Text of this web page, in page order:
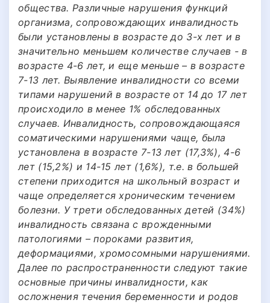
общества. Различные нарушения функций
организма, сопровождающих инвалидность
были установлены в возрасте до 3-х лет и в
значительно меньшем количестве случаев - в
возрасте 4-6 лет, и еще меньше – в возрасте
7-13 лет. Выявление инвалидности со всеми
типами нарушений в возрасте от 14 до 17 лет
происходило в менее 1% обследованных
случаев. Инвалидность, сопровождающаяся
соматическими нарушениями чаще, была
установлена в возрасте 7-13 лет (17,3%), 4-6
лет (15,2%) и 14-15 лет (1,6%), т.е. в большей
степени приходится на школьный возраст и
чаще определяется хроническим течением
болезни. У трети обследованных детей (34%)
инвалидность связана с врожденными
патологиями – пороками развития,
деформациями, хромосомными нарушениями.
Далее по распространенности следуют такие
основные причины инвалидности, как
осложнения течения беременности и родов